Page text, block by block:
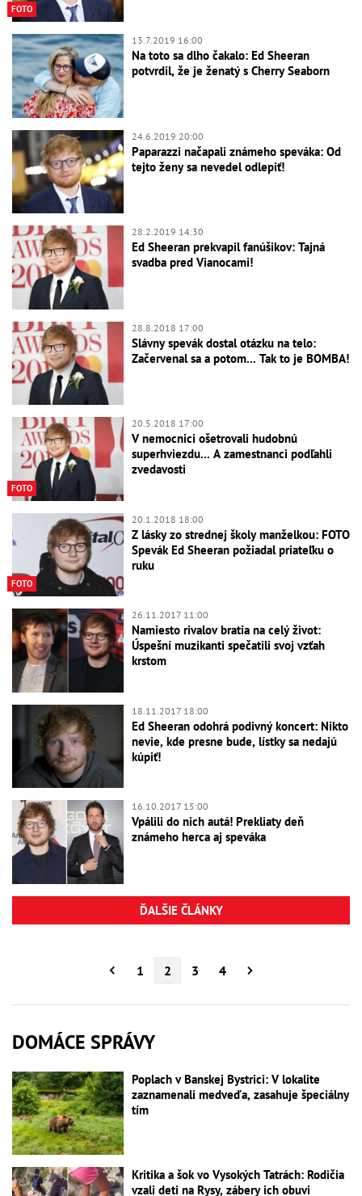
FOTO
13.7.2019 16:00
Na toto sa dlho čakalo: Ed Sheeran
potvrdil, že je ženatý s Cherry Seaborn
24.6.2019 20:00
Paparazzi načapali známeho speváka: Od
tejto ženy sa nevedel odlepiť!
28.2.2019 14:30
Ed Sheeran prekvapil fanúšikov: Tajná
svadba pred Vianocami!
28.8.2018 17:00
Slávny spevák dostal otázku na telo:
Začervenal sa a potom... Tak to je BOMBA!
FOTO
20.5.2018 17:00
V nemocnici ošetrovali hudobnú
superhviezdu... A zamestnanci podľahli
zvedavosti
FOTO
20.1.2018 18:00
Z lásky zo strednej školy manželkou: FOTO
Spevák Ed Sheeran požiadal priateľku o
ruku
26.11.2017 11:00
Namiesto rivalov bratia na celý život:
Úspešní muzikanti spečatili svoj vzťah
krstom
18.11.2017 18:00
Ed Sheeran odohrá podivný koncert: Nikto
nevie, kde presne bude, lístky sa nedajú
kúpiť!
16.10.2017 15:00
Vpálili do nich autá! Prekliaty deň
známeho herca aj speváka
ĎALŠIE ČLÁNKY
1 2 3 4
DOMÁCE SPRÁVY
Poplach v Banskej Bystrici: V lokalite
zaznamenali medveďa, zasahuje špeciálny
tím
Kritika a šok vo Vysokých Tatrách: Rodičia
vzali deti na Rysy, zábery ich obuvi